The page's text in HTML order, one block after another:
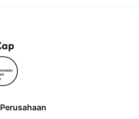
Perusahaan